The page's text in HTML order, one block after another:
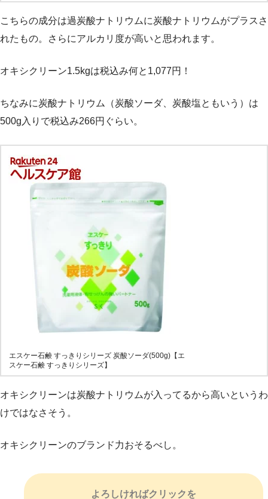
こちらの成分は過炭酸ナトリウムに炭酸ナトリウムがプラスさ
れたもの。さらにアルカリ度が高いと思われます。
オキシクリーン1.5kgは税込み何と1,077円！
ちなみに炭酸ナトリウム（炭酸ソーダ、炭酸塩ともいう）は
500g入りで税込み266円ぐらい。
エスケー石鹸 すっきりシリーズ 炭酸ソーダ(500g)【エ
スケー石鹸 すっきりシリーズ】
オキシクリーンは炭酸ナトリウムが入ってるから高いというわ
けではなさそう。
オキシクリーンのブランド力おそるべし。
よろしければクリックを